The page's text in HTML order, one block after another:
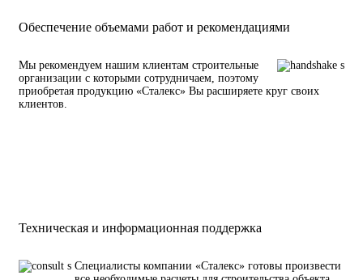
Обеспечение объемами работ и рекомендациями
Мы рекомендуем нашим клиентам строительные
организации с которыми сотрудничаем, поэтому
приобретая продукцию «Сталекс» Вы расширяете круг своих
клиентов.
Техническая и информационная поддержка
Специалисты компании «Сталекс» готовы произвести